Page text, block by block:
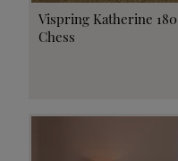
Vispring Katherine
Chess